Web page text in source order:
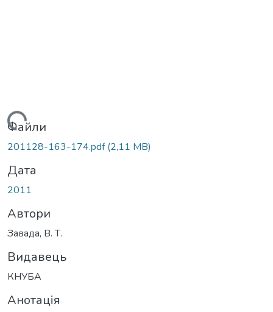
Вантажиться...
Файли
201128-163-174.pdf(2,11 MB)
Дата
2011
Автори
Завада, В. Т.
Видавець
КНУБА
Анотація